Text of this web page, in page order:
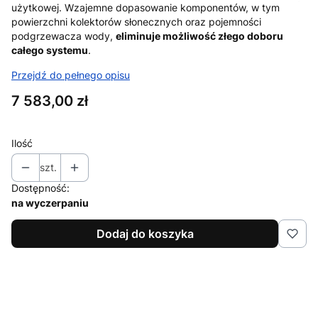
użytkowej. Wzajemne dopasowanie komponentów, w tym
powierzchni kolektorów słonecznych oraz pojemności
podgrzewacza wody, eliminuje możliwość złego doboru
całego systemu.
Przejdź do pełnego opisu
Cena
7 583,00 zł
Ilość
szt.
Dostępność:
na wyczerpaniu
Dodaj do koszyka